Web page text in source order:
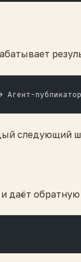
Агент-публикатор
следующий
даёт